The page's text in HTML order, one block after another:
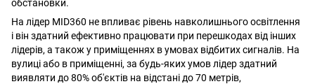
обстановки.
На лідер MID360 не впливає рівень навколишнього освітлення
і він здатний ефективно працювати при перешкодах від інших
лідерів, а також у приміщеннях в умовах відбитих сигналів. На
вулиці або в приміщенні, за будь-яких умов лідер здатний
виявляти до 80% об'єктів на відстані до 70 метрів,